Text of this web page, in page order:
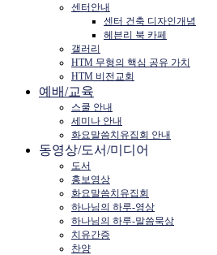
센터안내
센터 건축 디자인개념
헤븐리 북 카페
갤러리
HTM 무형의 핵심 공유 가치
HTM 비전교회
예배/교육
스쿨 안내
세미나 안내
화요말씀치유집회 안내
동영상/도서/미디어
도서
홍보영상
화요말씀치유집회
하나님의 하루-영상
하나님의 하루-말씀묵상
치유간증
찬양